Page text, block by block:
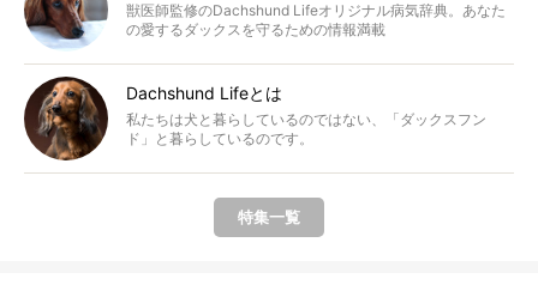
獣医師監修のDachshund Lifeオリジナル病気辞典。あなた
の愛するダックスを守るための情報満載
Dachshund Lifeとは
私たちは犬と暮らしているのではない、「ダックスフン
ド」と暮らしているのです。
特集一覧